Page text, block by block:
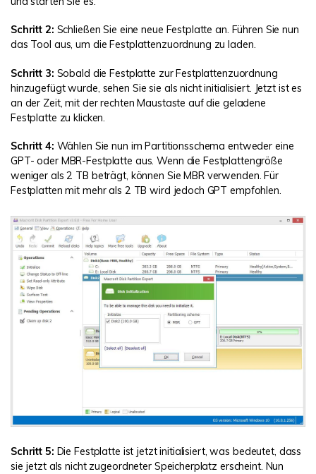
Schritt 2: Schließen Sie eine neue Festplatte an. Führen Sie nun
das Tool aus, um die Festplattenzuordnung zu laden.
Schritt 3: Sobald die Festplatte zur Festplattenzuordnung
hinzugefügt wurde, sehen Sie sie als nicht initialisiert. Jetzt ist es
an der Zeit, mit der rechten Maustaste auf die geladene
Festplatte zu klicken.
Schritt 4: Wählen Sie nun im Partitionsschema entweder eine
GPT- oder MBR-Festplatte aus. Wenn die Festplattengröße
weniger als 2 TB beträgt, können Sie MBR verwenden. Für
Festplatten mit mehr als 2 TB wird jedoch GPT empfohlen.
Schritt 5: Die Festplatte ist jetzt initialisiert, was bedeutet, dass
sie jetzt als nicht zugeordneter Speicherplatz erscheint. Nun